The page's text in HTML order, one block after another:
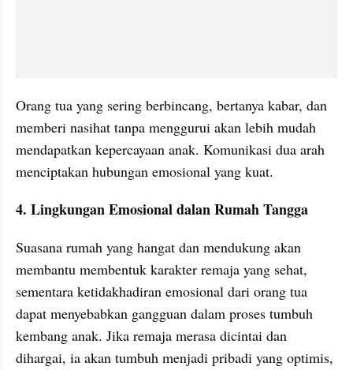
Orang tua yang sering berbincang, bertanya kabar, dan
memberi nasihat tanpa menggurui akan lebih mudah
mendapatkan kepercayaan anak. Komunikasi dua arah
menciptakan hubungan emosional yang kuat.
4. Lingkungan Emosional dalan Rumah Tangga
Suasana rumah yang hangat dan mendukung akan
membantu membentuk karakter remaja yang sehat,
sementara ketidakhadiran emosional dari orang tua
dapat menyebabkan gangguan dalam proses tumbuh
kembang anak. Jika remaja merasa dicintai dan
dihargai, ia akan tumbuh menjadi pribadi yang optimis,